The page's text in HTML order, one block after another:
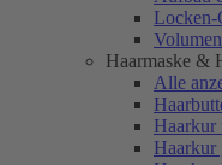
Locken-
Haarmaske &
Alle
Haarkur
Haarkur